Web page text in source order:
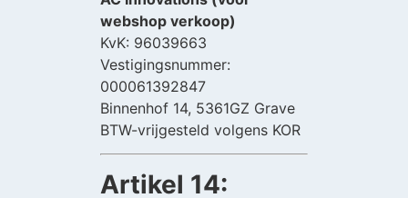
webshop verkoop)
KvK: 96039663
Vestigingsnummer:
000061392847
Binnenhof 14, 5361GZ Grave
BTW-vrijgesteld volgens KOR
Artikel 14: